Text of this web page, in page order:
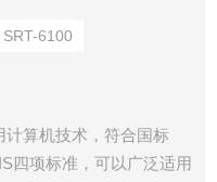
SRT-6100
计算机技术，符合国标
四项标准，可以广泛适用